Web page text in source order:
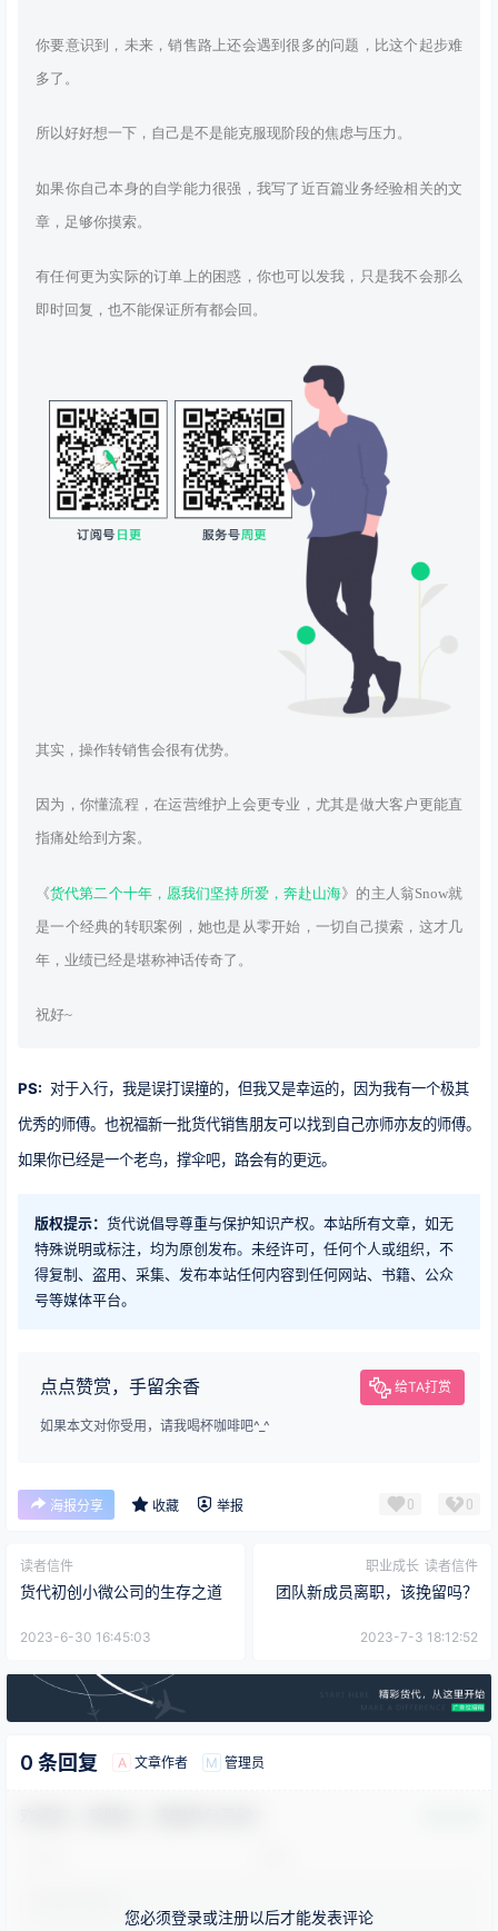
你要意识到，未来，销售路上还会遇到很多的问题，比这个起步难
多了。
所以好好想一下，自己是不是能克服现阶段的焦虑与压力。
如果你自己本身的自学能力很强，我写了近百篇业务经验相关的文
章，足够你摸索。
有任何更为实际的订单上的困惑，你也可以发我，只是我不会那么
即时回复，也不能保证所有都会回。
其实，操作转销售会很有优势。
因为，你懂流程，在运营维护上会更专业，尤其是做大客户更能直
指痛处给到方案。
《货代第二个十年，愿我们坚持所爱，奔赴山海》的主人翁Snow就
是一个经典的转职案例，她也是从零开始，一切自己摸索，这才几
年，业绩已经是堪称神话传奇了。
祝好~
PS: 对于入行，我是误打误撞的，但我又是幸运的，因为我有一个极其
优秀的师傅。 也祝福新一批货代销售朋友可以找到自己亦师亦友的师傅。
如果你已经是一个老鸟，撑伞吧，路会有的更远。
版权提示： 货代说倡导尊重与保护知识产权。本站所有文章，如无
特殊说明或标注，均为原创发布。未经许可，任何个人或组织，不
得复制、盗用、采集、发布本站任何内容到任何网站、书籍、公众
号等媒体平台。
点点赞赏，手留余香 给TA打赏
如果本文对你受用，请我喝杯咖啡吧^_^
海报分享 收藏 举报 0 0
读者信件
货代初创小微公司的生存之道
2023-6-30 16:45:03
职业成长 读者信件
团队新成员离职，该挽留吗？
2023-7-3 18:12:52
0 条回复 A 文章作者 M 管理员
您必须登录或注册以后才能发表评论